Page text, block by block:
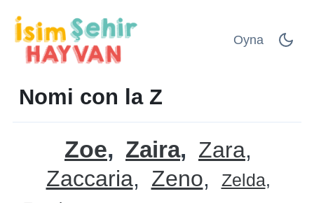
Oyna
Nomi con la Z
Zoe Zaira
Zara
Zaccaria
Zeno Zelda